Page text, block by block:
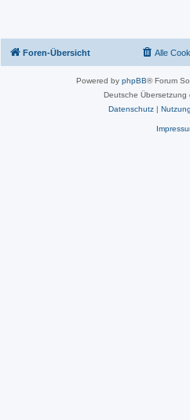
Foren-Übersicht Alle
Powered by phpBB® Forum
Deutsche Übersetzung
Datenschutz|